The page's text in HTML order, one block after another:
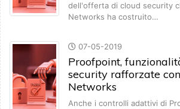
dell'offerta di cloud security
Networks ha costruito…
07-05-2019
Proofpoint,
security rafforzate
Networks
Anche i controlli adattivi di